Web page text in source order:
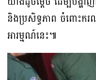
និងប្រសិទ្ធភាព ចំពោះ
អារម្មណ៍នេះ៕